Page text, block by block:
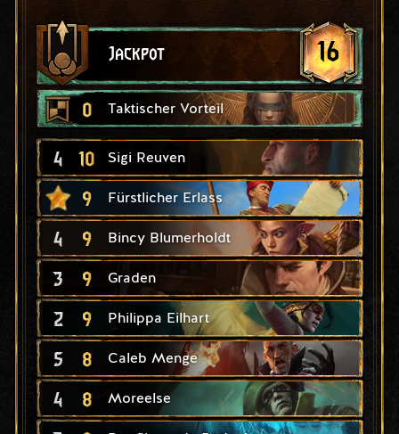
Jackpot 16
0 Taktischer Vorteil
4 10 Sigi Reuven
9 Fürstlicher Erlass
4 9 Bincy Blumerholdt
3 9 Graden
2 9 Philippa Eilhart
5 8 Caleb Menge
4 8 Moreelse